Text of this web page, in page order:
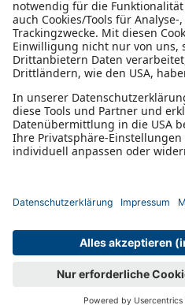
Öffnungszeiten
Montag - Donnerstag 08:30 - 16:00
Freitag 08:30 - 14:30
Wiener Neustadt, AUT, LOAN
Radio Frequency: 122,655 MHz
*inkl. MwSt., exkl. Versand.
variieren.